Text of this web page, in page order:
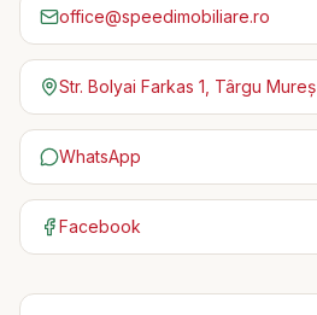
office@speedimobiliare.ro
Str. Bolyai Farkas 1, Târgu Mureș
WhatsApp
Facebook